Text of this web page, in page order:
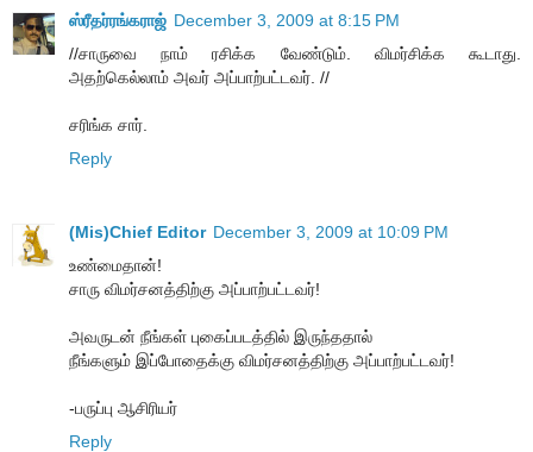
ஸ்ரீதர்ரங்கராஜ் December 3, 2009 at 8:15 PM
//சாருவை நாம் ரசிக்க வேண்டும். விமர்சிக்க கூடாது.
அதற்கெல்லாம் அவர் அப்பாற்பட்டவர். //
சரிங்க சார்.
Reply
(Mis)Chief Editor December 3, 2009 at 10:09 PM
உண்மைதான்!
சாரு விமர்சனத்திற்கு அப்பாற்பட்டவர்!
அவருடன் நீங்கள் புகைப்படத்தில் இருந்ததால்
நீங்களும் இப்போதைக்கு விமர்சனத்திற்கு அப்பாற்பட்டவர்!
-பருப்பு ஆசிரியர்
Reply